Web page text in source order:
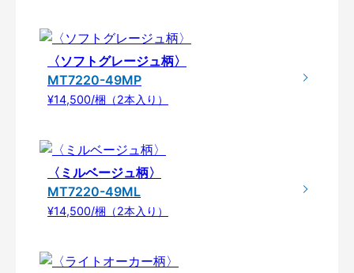
〈ソフトグレージュ柄〉
MT7220-49MP
¥14,500/梱（2本入り）
〈ミルベージュ柄〉
MT7220-49ML
¥14,500/梱（2本入り）